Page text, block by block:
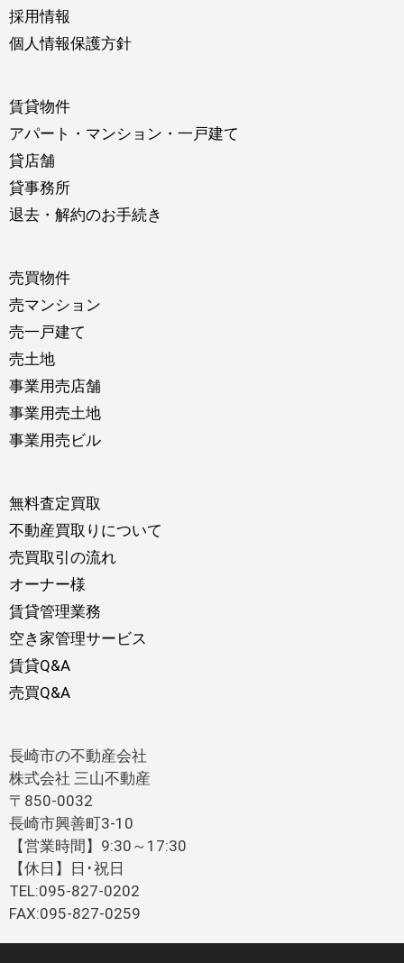
採用情報
個人情報保護方針
賃貸物件
アパート・マンション・一戸建て
貸店舗
貸事務所
退去・解約のお手続き
売買物件
売マンション
売一戸建て
売土地
事業用売店舗
事業用売土地
事業用売ビル
無料査定買取
不動産買取りについて
売買取引の流れ
オーナー様
賃貸管理業務
空き家管理サービス
賃貸Q&A
売買Q&A
長崎市の不動産会社
株式会社 三山不動産
〒850-0032
長崎市興善町3-10
【営業時間】9:30～17:30
【休日】日･祝日
TEL:095-827-0202
FAX:095-827-0259